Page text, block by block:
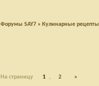
Форумы SAY7 » Кулинарные рецепты
На страницу 1 , 2 »